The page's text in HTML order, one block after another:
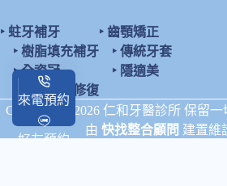
‣ 蛀牙補牙
‣ 樹脂填充補牙
‣全瓷冠
陶瓷鑲嵌修復
‣ 齒顎矯正
‣ 傳統牙套
‣ 隱適美
Copyright © 2026 仁和牙醫診所 保留
由快找整合顧問 建置維
來電預約
好友預約